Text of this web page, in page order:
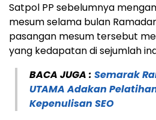
Satpol PP sebelumnya
mesum selama bulan
pasangan mesum tersebut
yang kedapatan di sejumlah
BACA JUGA : Semarak
UTAMA Adakan
Kepenulisan SEO